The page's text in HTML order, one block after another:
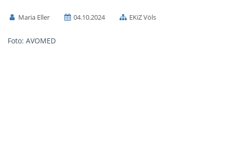
Maria Eller 04.10.2024 EKiZ Völs
Foto: AVOMED